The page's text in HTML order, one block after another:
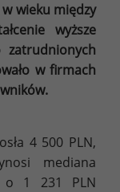
wieku między
wyższe
zatrudnionych
w firmach
4 500 PLN,
mediana
o 1 231 PLN